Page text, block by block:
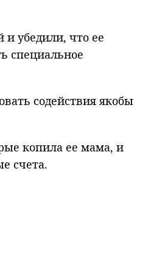
и убедили, что ее
специальное
содействия якобы
копила ее мама, и
счета.